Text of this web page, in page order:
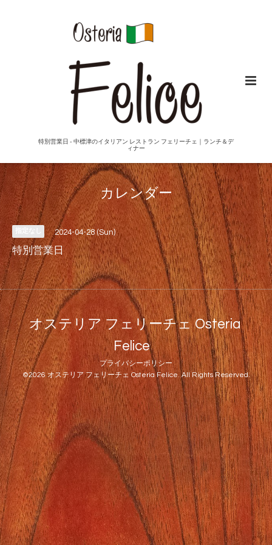
特別営業日 - 中標津のイタリアン レストラン フェリーチェ｜ランチ＆デ
ィナー
カレンダー
2024-04-28 (Sun)
特別営業日
オステリア フェリーチェ Osteria
Felice
プライバシーポリシー
©2026オステリア フェリーチェ Osteria Felice. All Rights Reserved.